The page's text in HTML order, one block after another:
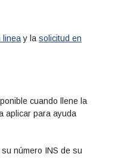
lineay la solicitud en
cuando llene la
aplicar para ayuda
número INS de su